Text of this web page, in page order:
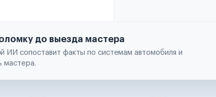
до выезда мастера
ИИ сопоставит факты по системам автомобиля и
мастера.